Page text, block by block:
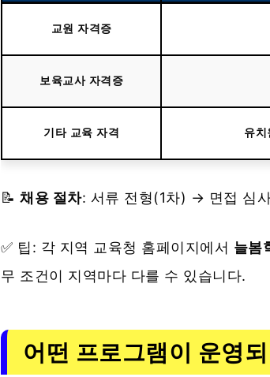
교원 자격증
보육교사 자격증
기타 교육 자격 유치
📝 채용 절차: 서류 전형(1차) → 면접 심
✅ 팁: 각 지역 교육청 홈페이지에서 늘봄
무 조건이 지역마다 다를 수 있습니다.
어떤 프로그램이 운영